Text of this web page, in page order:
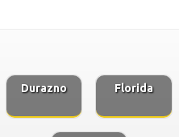
Durazno Florida